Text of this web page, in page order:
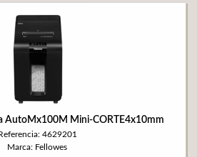
AutoMx100M Mini-CORTE4x10mm
4629201
Marca: Fellowes